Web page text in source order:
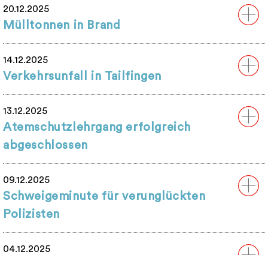
20.12.2025
Mülltonnen in Brand
14.12.2025
Verkehrsunfall in Tailfingen
13.12.2025
Atemschutzlehrgang erfolgreich
abgeschlossen
09.12.2025
Schweigeminute für verunglückten
Polizisten
04.12.2025